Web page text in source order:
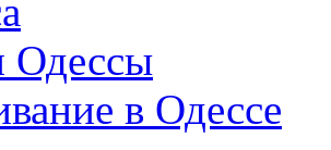
Одессы
в Одессе